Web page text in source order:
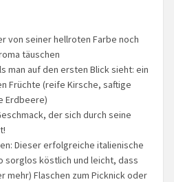
von seiner hellroten Farbe noch
täuschen
man auf den ersten Blick sieht: ein
Früchte (reife Kirsche, saftige
Erdbeere)
der sich durch seine
Dieser erfolgreiche italienische
sorglos köstlich und leicht, dass
mehr) Flaschen zum Picknick oder